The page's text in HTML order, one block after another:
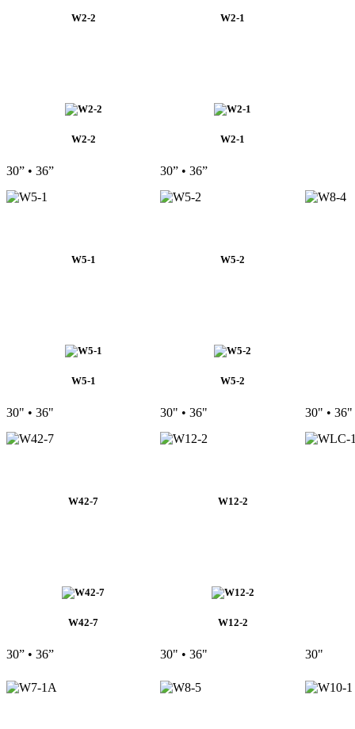
W2-2
W2-2
30” • 36”
W2-1
W2-1
30” • 36”
W5-1
W5-1
30" • 36"
W5-2
W5-2
30" • 36" 30" • 36"
W42-7
W42-7
30” • 36”
W12-2
W12-2
30" • 36" 30"